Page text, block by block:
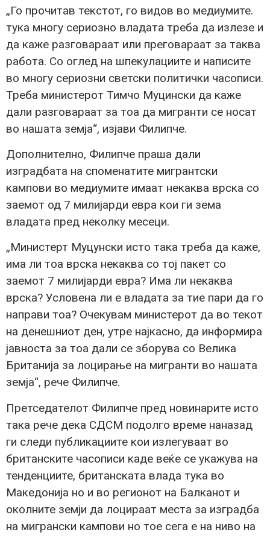
„Го прочитав текстот, го видов во медиумите.
тука многу сериозно владата треба да излезе и
да каже разговараат или преговараат за таква
работа. Со оглед на шпекулациите и написите
во многу сериозни светски политички часописи.
Треба министерот Тимчо Муцински да каже
дали разговараат за тоа да мигранти се носат
во нашата земја“, изјави Филипче.
Дополнително, Филипче праша дали
изградбата на споменатите мигрантски
кампови во медиумите имаат некаква врска со
заемот од 7 милијарди евра кои ги зема
владата пред неколку месеци.
„Министерт Муцунски исто така треба да каже,
има ли тоа врска некаква со тој пакет со
заемот 7 милијарди евра? Има ли некаква
врска? Условена ли е владата за тие пари да го
направи тоа? Очекувам министерот да во текот
на денешниот ден, утре најкасно, да информира
јавноста за тоа дали се зборува со Велика
Британија за лоцирање на мигранти во нашата
земја“, рече Филипче.
Претседателот Филипче пред новинарите исто
така рече дека СДСМ подолго време наназад
ги следи публикациите кои излегуваат во
британските часописи каде веќе се укажува на
тенденциите, британската влада тука во
Македонија но и во регионот на Балканот и
околните земји да лоцираат места за изградба
на мигрански кампови но тое сега е на ниво на